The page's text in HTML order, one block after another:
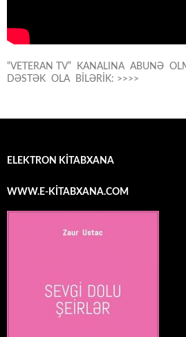
“VETERAN TV” KANALINA ABUNƏ
DƏSTƏK OLA BİLƏRİK: >>>>
ELEKTRON KİTABXANA
WWW.E-KİTABXANA.COM